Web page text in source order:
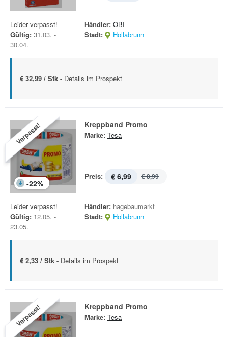
Leider verpasst!
Gültig: 31.03. -
30.04.
Händler: OBI
Stadt:
Hollabrunn
€ 32,99 / Stk - Details im Prospekt
Verpasst!
-22%
Kreppband Promo
Marke: Tesa
Preis: € 6,99 € 8,99
Leider verpasst!
Gültig: 12.05. -
23.05.
Händler: hagebaumarkt
Stadt:
Hollabrunn
€ 2,33 / Stk - Details im Prospekt
Verpasst! Kreppband Promo
Marke: Tesa